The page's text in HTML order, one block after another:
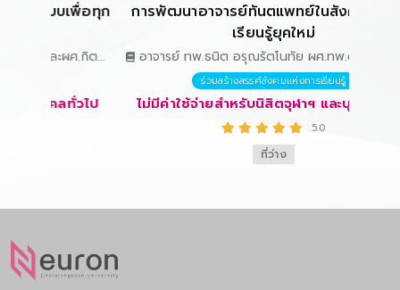
บเพื่อทุก
คลทั่วไป
การพัฒนาอาจารย์ทันตแพทย์ในสังคมแห่งการ
เรียนรู้ยุคใหม่
อาจารย์ ทพ.ธนิต อรุณรัตโนทัย ผศ.ทพ.ดร.ศุภชัย ชื่น
จิตรวงษา รศ.ดร.อติวงศ์ สุชาโต รศ.ทพญ.ดร.อัญชลี
วัชรักษะ รศ.ทพญ.ดร.เกศกาญจน์ เกศวยุธ
ผศ.พญ.ดร.ปองทอง ปูรานิธี รศ.พญ.นันทนา ศิริ
ทรัพย์ ผศ.ทพญ.เจนจิรา ถิระวัฒน์ นพ.สมรักษ์ สันติ
ร่วมสร้างสรรค์สังคมแห่งการเรียนรู้
ไม่มีค่าใช้จ่ายสำหรับนิสิตจุฬาฯ และบุคคลทั่วไป
5.0